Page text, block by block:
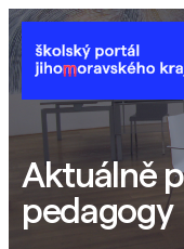
Aktuálně
pedagogy